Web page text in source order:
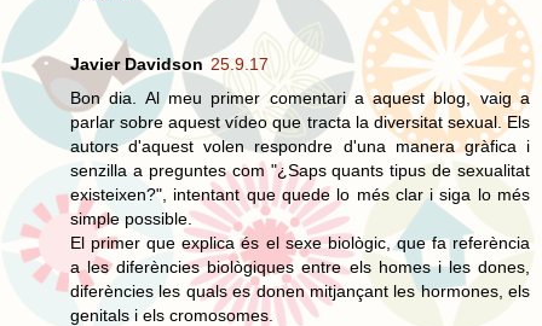
Javier Davidson 25.9.17
Bon dia. Al meu primer comentari a aquest blog, vaig a
parlar sobre aquest vídeo que tracta la diversitat sexual. Els
autors d'aquest volen respondre d'una manera gràfica i
senzilla a preguntes com "¿Saps quants tipus de sexualitat
existeixen?", intentant que quede lo més clar i siga lo més
simple possible.
El primer que explica és el sexe biològic, que fa referència
a les diferències biològiques entre els homes i les dones,
diferències les quals es donen mitjançant les hormones, els
genitals i els cromosomes.